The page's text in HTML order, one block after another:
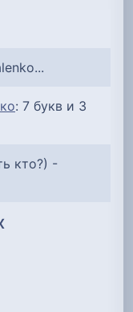
: 7 букв и 3
кто?) -